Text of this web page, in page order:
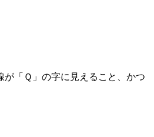
が「Ｑ」の字に見えること、かつ